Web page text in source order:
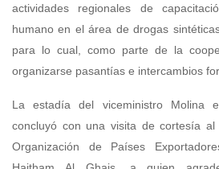
actividades regionales de
humano en el área de drogas
para lo cual, como parte de la
organizarse pasantías e intercambios
La estadía del viceministro Molina
concluyó con una visita de cortesía
Organización de Países